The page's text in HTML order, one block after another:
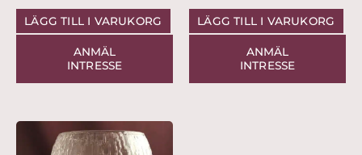
LÄGG TILL I VARUKORG
ANMÄL
INTRESSE
LÄGG TILL I VARUKORG
ANMÄL
INTRESSE